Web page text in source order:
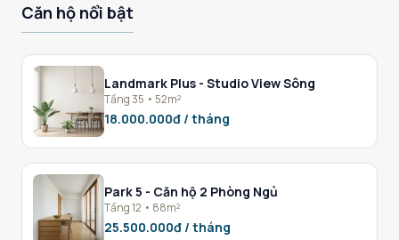
Căn hộ nổi bật
Landmark Plus - Studio View Sông
Tầng 35 • 52m²
18.000.000đ / tháng
Park 5 - Căn hộ 2 Phòng Ngủ
Tầng 12 • 88m²
25.500.000đ / tháng